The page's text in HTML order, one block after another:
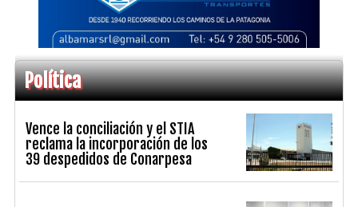
Política
Vence la conciliación y el STIA
reclama la incorporación de los
39 despedidos de Conarpesa